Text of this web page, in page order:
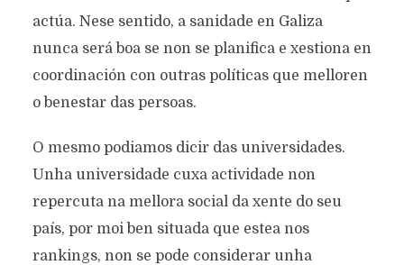
actúa. Nese sentido, a sanidade en Galiza
nunca será boa se non se planifica e xestiona en
coordinación con outras políticas que melloren
o benestar das persoas.
O mesmo podiamos dicir das universidades.
Unha universidade cuxa actividade non
repercuta na mellora social da xente do seu
país, por moi ben situada que estea nos
rankings, non se pode considerar unha